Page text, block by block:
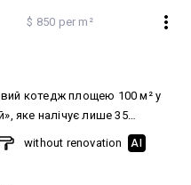
$ 850 per m²
котедж площею 100 м² у
яке налічує лише 35
хто цінує комфорт,
ліс. Тут можна
without renovation AI